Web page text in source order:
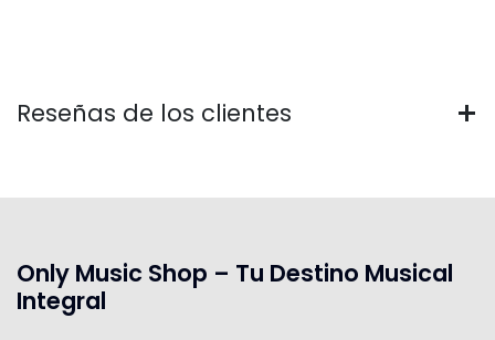
Reseñas de los clientes
Only Music Shop – Tu Destino Musical
Integral